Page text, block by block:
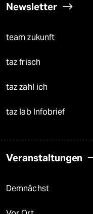
Newsletter
team zukunft
taz frisch
taz zahl ich
taz lab Infobrief
Veranstaltungen
Demnächst